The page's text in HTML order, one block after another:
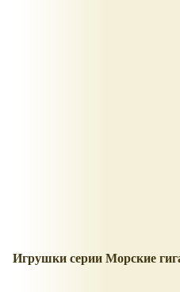
Игрушки серии Морские